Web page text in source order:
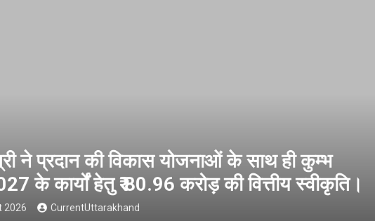
मुख्यमंत्री ने 9 लाख 87 हजार17 पेंशन
146 करोड़ 32 लाख की पेंशन राशि का
8 August 2026